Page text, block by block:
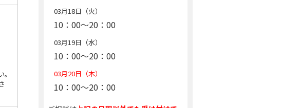
03月18日（火）
10：00～20：00
03月19日（水）
10：00～20：00
03月20日（木）
10：00～20：00